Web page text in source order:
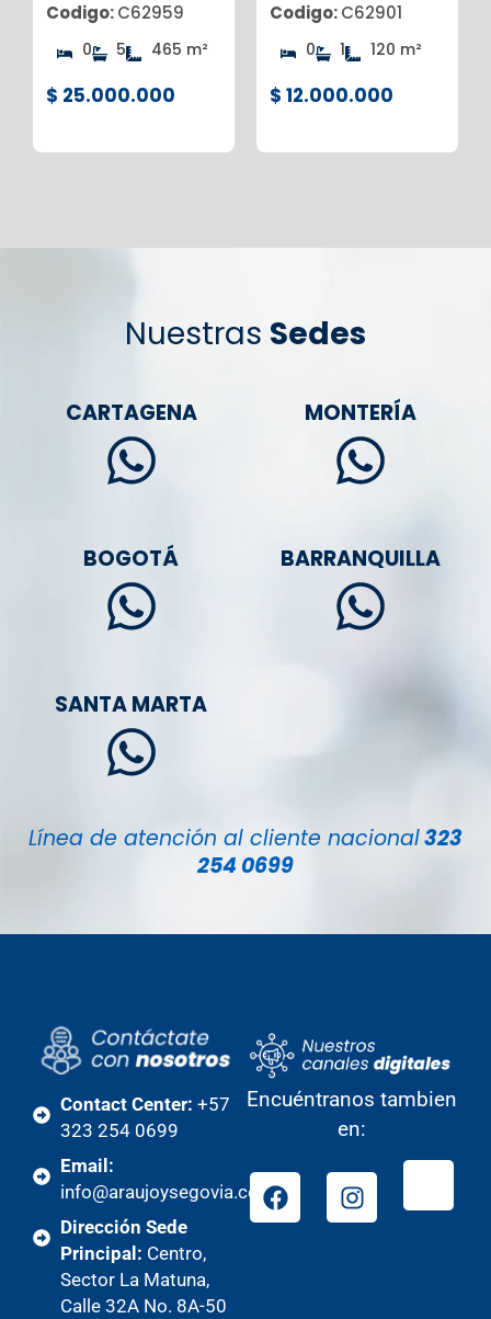
Codigo:C62959
0 5 465 m²
$ 25.000.000
Codigo:C62901
0 1 120 m²
$ 12.000.000
Nuestras Sedes
CARTAGENA MONTERÍA
BOGOTÁ BARRANQUILLA
SANTA MARTA
Línea de atención al cliente nacional323
254 0699
Contact Center: +57
323 254 0699
Email:
info@araujoysegovia.com
Dirección Sede
Principal: Centro,
Sector La Matuna,
Calle 32A No. 8A-50
Encuéntranos tambien
en: